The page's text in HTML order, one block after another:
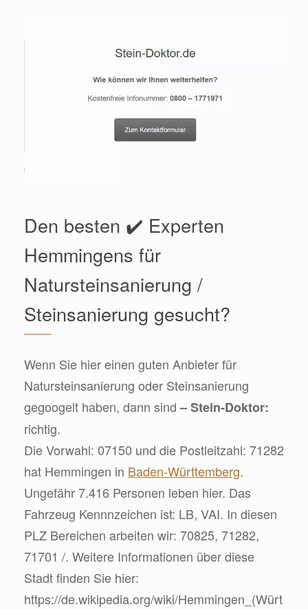
Den besten ✔️ Experten
Hemmingens für
Natursteinsanierung /
Steinsanierung gesucht?
Wenn Sie hier einen guten Anbieter für
Natursteinsanierung oder Steinsanierung
gegoogelt haben, dann sind– Stein-Doktor:
richtig.
Die Vorwahl: 07150 und die Postleitzahl: 71282
hat Hemmingen in Baden-Württemberg.
Ungefähr 7.416 Personen leben hier. Das
Fahrzeug Kennnzeichen ist: LB, VAI. In diesen
PLZ Bereichen arbeiten wir: 70825, 71282,
71701 /. Weitere Informationen über diese
Stadt finden Sie hier:
https://de.wikipedia.org/wiki/Hemmingen_(Würt